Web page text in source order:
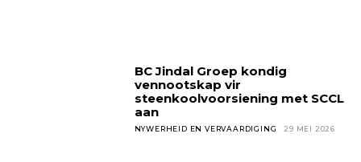
BC Jindal Groep kondig
vennootskap vir
steenkoolvoorsiening met SCCL
aan
NYWERHEID EN VERVAARDIGING 29 MEI 2026